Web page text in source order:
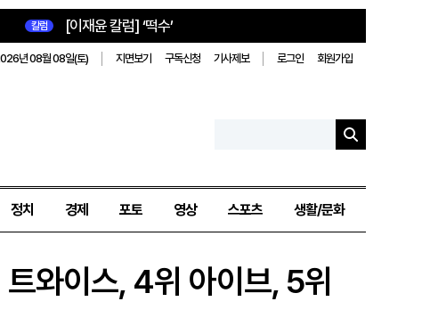
칼럼 [이재윤 칼럼] ‘떡수’
년 08월 08일(토) 지면보기 구독신청 기사제보 로그인 회원가입
정치 경제 포토 영상 스포츠 생활/문화
와이스, 4위 아이브, 5위